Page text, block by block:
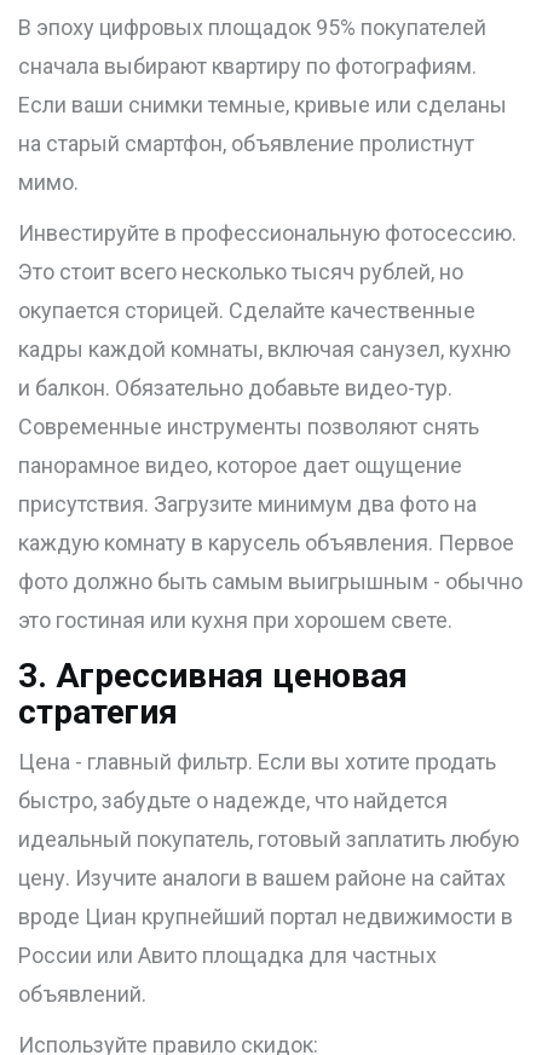
В эпоху цифровых площадок 95% покупателей
сначала выбирают квартиру по фотографиям.
Если ваши снимки темные, кривые или сделаны
на старый смартфон, объявление пролистнут
мимо.
Инвестируйте в профессиональную фотосессию.
Это стоит всего несколько тысяч рублей, но
окупается сторицей. Сделайте качественные
кадры каждой комнаты, включая санузел, кухню
и балкон. Обязательно добавьте видео-тур.
Современные инструменты позволяют снять
панорамное видео, которое дает ощущение
присутствия. Загрузите минимум два фото на
каждую комнату в карусель объявления. Первое
фото должно быть самым выигрышным - обычно
это гостиная или кухня при хорошем свете.
3. Агрессивная ценовая
стратегия
Цена - главный фильтр. Если вы хотите продать
быстро, забудьте о надежде, что найдется
идеальный покупатель, готовый заплатить любую
цену. Изучите аналоги в вашем районе на сайтах
вроде Циан крупнейший портал недвижимости в
России или Авито площадка для частных
объявлений.
Используйте правило скидок: